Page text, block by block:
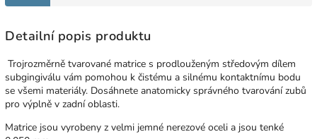
Detailní popis produktu
Trojrozměrně tvarované matrice s prodlouženým středovým dílem
subgingiválu vám pomohou k čistému a silnému kontaktnímu bodu
se všemi materiály. Dosáhnete anatomicky správného tvarování zubů
pro výplně v zadní oblasti.
Matrice jsou vyrobeny z velmi jemné nerezové oceli a jsou tenké